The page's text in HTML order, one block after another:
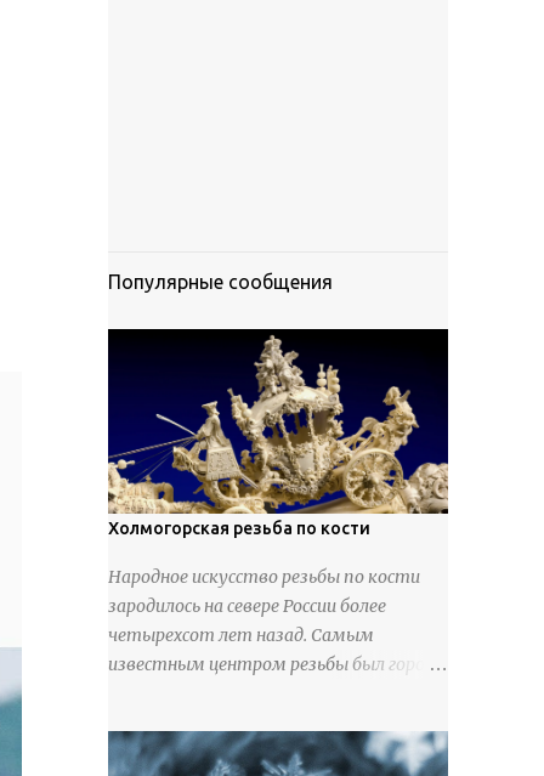
Популярные сообщения
Холмогорская резьба по кости
Народное искусство резьбы по кости
зародилось на севере России более
четырехсот лет назад. Самым
известным центром резьбы был город
служили кости тюленей, рыб и моржей.